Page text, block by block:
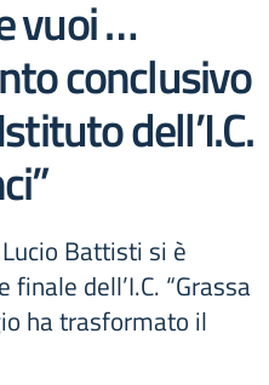
vuoi …
conclusivo
dell’I.C.
Battisti si è
dell’I.C. “Grassa
ha trasformato il